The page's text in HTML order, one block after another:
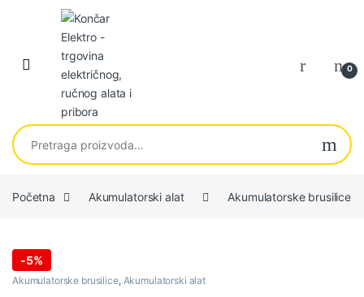
Skip to navigation
Skip to content
0
Pretraga za:
Početna Akumulatorski alat Akumulatorske brusilice
-5%
Akumulatorske brusilice, Akumulatorski alat